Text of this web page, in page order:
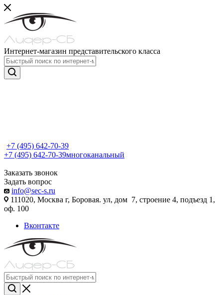
Интернет-магазин представительского класса
+7 (495) 642-70-39
+7 (495) 642-70-39многоканальный
Заказать звонок
Задать вопрос
info@sec-s.ru
111020, Москва г, Боровая. ул, дом 7, строение 4, подъезд 1,
оф. 100
Вконтакте